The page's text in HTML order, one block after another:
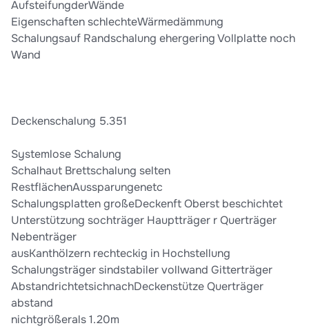
AufsteifungderWände
Eigenschaften schlechteWärmedämmung
Schalungsauf Randschalung ehergering Vollplatte noch
Wand
Deckenschalung 5.351
Systemlose Schalung
Schalhaut Brettschalung selten
RestflächenAussparungenetc
Schalungsplatten großeDeckenft Oberst beschichtet
Unterstützung sochträger Hauptträger r Querträger
Nebenträger
ausKanthölzern rechteckig in Hochstellung
Schalungsträger sindstabiler vollwand Gitterträger
AbstandrichtetsichnachDeckenstütze Querträger
abstand
nichtgrößerals 1.20m